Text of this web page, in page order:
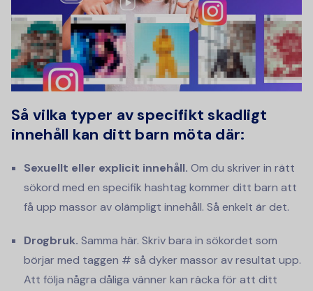
Så vilka typer av specifikt skadligt
innehåll kan ditt barn möta där:
Sexuellt eller explicit innehåll. Om du skriver in rätt
sökord med en specifik hashtag kommer ditt barn att
få upp massor av olämpligt innehåll. Så enkelt är det.
Drogbruk. Samma här. Skriv bara in sökordet som
börjar med taggen # så dyker massor av resultat upp.
Att följa några dåliga vänner kan räcka för att ditt